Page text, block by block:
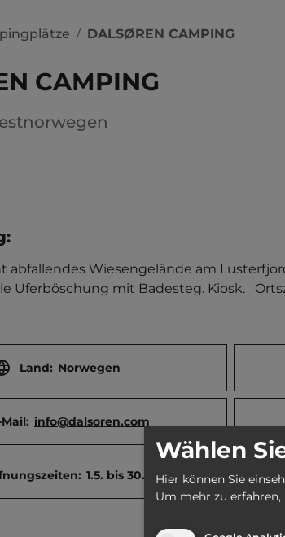
/ DALSØREN CAMPING
CAMPING
:
abfallendes Wiesengelände am
Uferböschung mit Badesteg. Kiosk.
Land: Norwegen
Mail: info@dalsoren.com
1.5. bis 30.9.
Wählen
Hier können Sie
Um mehr zu